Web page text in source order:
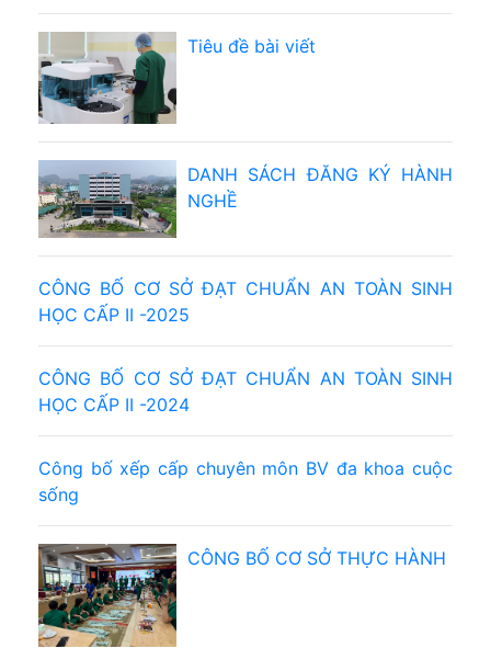
Tiêu đề bài viết
DANH SÁCH ĐĂNG KÝ HÀNH
NGHỀ
CÔNG BỐ CƠ SỞ ĐẠT CHUẨN AN TOÀN SINH
HỌC CẤP II -2025
CÔNG BỐ CƠ SỞ ĐẠT CHUẨN AN TOÀN SINH
HỌC CẤP II -2024
Công bố xếp cấp chuyên môn BV đa khoa cuộc
sống
CÔNG BỐ CƠ SỞ THỰC HÀNH